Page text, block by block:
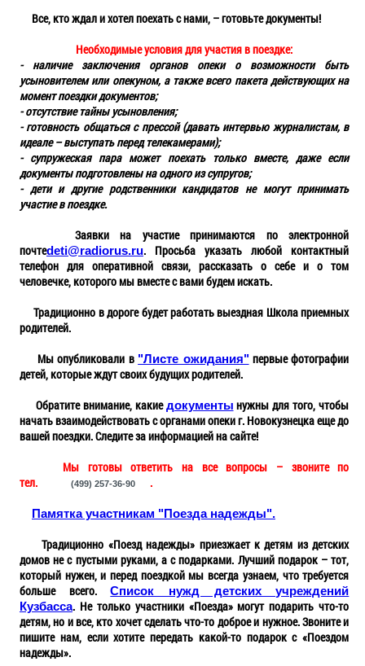
Все, кто ждал и хотел поехать с нами, – готовьте документы!
Необходимые условия для участия в поездке:
- наличие заключения органов опеки о возможности быть
усыновителем или опекуном, а также всего пакета действующих на
момент поездки документов;
- отсутствие тайны усыновления;
- готовность общаться с прессой (давать интервью журналистам, в
идеале – выступать перед телекамерами);
- супружеская пара может поехать только вместе, даже если
документы подготовлены на одного из супругов;
- дети и другие родственники кандидатов не могут принимать
участие в поездке.
Заявки на участие принимаются по электронной
почтеdeti@radiorus.ru. Просьба указать любой контактный
телефон для оперативной связи, рассказать о себе и о том
человечке, которого мы вместе с вами будем искать.
Традиционно в дороге будет работать выездная Школа приемных
родителей.
Мы опубликовали в "Листе ожидания" первые фотографии
детей, которые ждут своих будущих родителей.
Обратите внимание, какие документы нужны для того, чтобы
начать взаимодействовать с органами опеки г. Новокузнецка еще до
вашей поездки. Следите за информацией на сайте!
Мы готовы ответить на все вопросы – звоните по
тел.
(499) 257-36-90 .
Памятка участникам "Поезда надежды".
Традиционно «Поезд надежды» приезжает к детям из детских
домов не с пустыми руками, а с подарками. Лучший подарок – тот,
который нужен, и перед поездкой мы всегда узнаем, что требуется
больше всего.
Список нужд детских учреждений
Кузбасса. Не только участники «Поезда» могут подарить что-то
детям, но и все, кто хочет сделать что-то доброе и нужное. Звоните и
пишите нам, если хотите передать какой-то подарок с «Поездом
надежды».